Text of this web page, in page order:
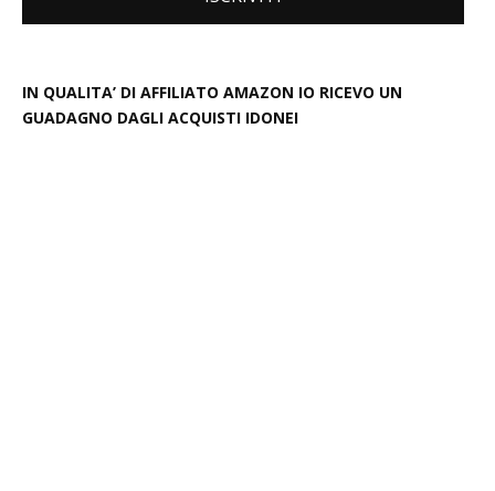
IN QUALITA’ DI AFFILIATO AMAZON IO RICEVO UN
GUADAGNO DAGLI ACQUISTI IDONEI